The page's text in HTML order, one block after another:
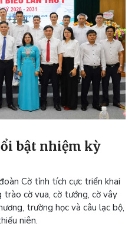
bật nhiệm kỳ
Cờ tỉnh tích cực triển khai
cờ vua, cờ tướng, cờ vây
trường học và câu lạc bộ,
niên.